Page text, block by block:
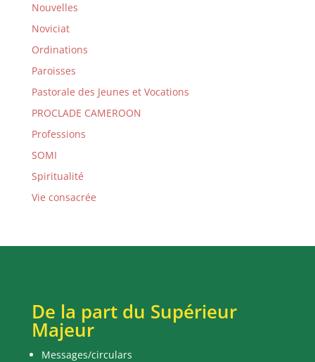
Nouvelles
Noviciat
Ordinations
Paroisses
Pastorale des Jeunes et Vocations
PROCLADE CAMEROON
Professions
SOMI
Spiritualité
Vie consacrée
De la part du Supérieur
Majeur
Messages/circulars